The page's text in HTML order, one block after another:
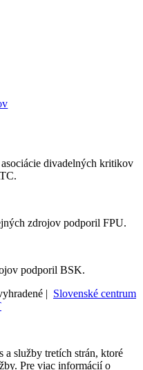
divadelných kritikov
zdrojov podporil FPU.
podporil BSK.
| Slovenské centrum
a služby tretích strán, ktoré
Pre viac informácií o